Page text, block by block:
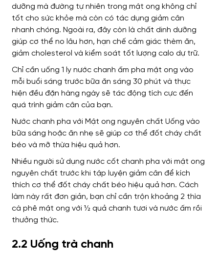
dưỡng mà đường tự nhiên trong mật ong không chỉ
tốt cho sức khỏe mà còn có tác dụng giảm cân
nhanh chóng. Ngoài ra, đây còn là chất dinh dưỡng
giúp cơ thể no lâu hơn, hạn chế cảm giác thèm ăn,
giảm cholesterol và kiểm soát tốt lượng calo dự trữ.
Chỉ cần uống 1 ly nước chanh ấm pha mật ong vào
mỗi buổi sáng trước bữa ăn sáng 30 phút và thực
hiện đều đặn hàng ngày sẽ tác động tích cực đến
quá trình giảm cân của bạn.
Nước chanh pha với Mật ong nguyên chất Uống vào
bữa sáng hoặc ăn nhẹ sẽ giúp cơ thể đốt cháy chất
béo và mỡ thừa hiệu quả hơn.
Nhiều người sử dụng nước cốt chanh pha với mật ong
nguyên chất trước khi tập luyện giảm cân để kích
thích cơ thể đốt cháy chất béo hiệu quả hơn. Cách
làm này rất đơn giản, bạn chỉ cần trộn khoảng 2 thìa
cà phê mật ong với ½ quả chanh tươi và nước ấm rồi
thưởng thức.
2.2 Uống trà chanh